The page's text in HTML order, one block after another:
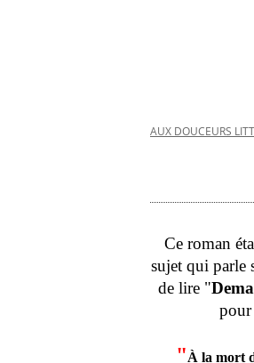
AUX DOUCEURS
Ce roman
sujet qui parle
de lire "
pour
"À la mort